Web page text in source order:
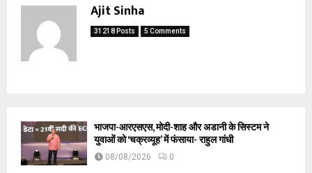
Ajit Sinha
31218 Posts 5 Comments
भाजपा-आरएसएस, मोदी-शाह और अडानी के सिस्टम ने
युवाओं को ‘चक्रव्यूह’ में फंसाया- राहुल गांधी
08/08/2026 0